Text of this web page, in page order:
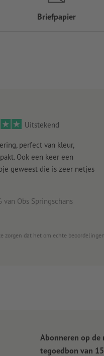
Uitstekend
perfect van kleur,
Ook een keer een
geweest die is zeer netjes
van Obs Springschans
dat het om echte
Briefpapier
Abonneren op de
tegoedbon van